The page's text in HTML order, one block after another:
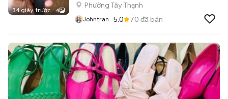
34 giây trước 4
Phường Tây Thạnh
Johntran 5.0 70 đã bán